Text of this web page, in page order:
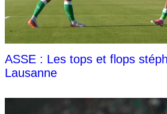
ASSE : Les tops et flops
Lausanne